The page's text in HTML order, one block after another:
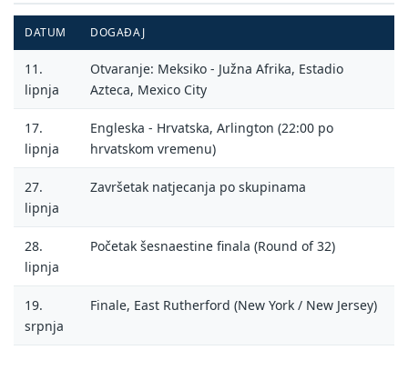
DATUM DOGAĐAJ
11.
lipnja
Otvaranje: Meksiko - Južna Afrika, Estadio
Azteca, Mexico City
17.
lipnja
Engleska - Hrvatska, Arlington (22:00 po
hrvatskom vremenu)
27.
lipnja
Završetak natjecanja po skupinama
28.
lipnja
Početak šesnaestine finala (Round of 32)
19.
srpnja
Finale, East Rutherford (New York / New Jersey)